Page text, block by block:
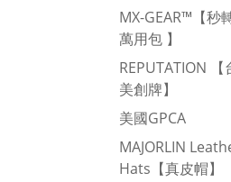
MX-GEAR™【秒
萬用包 】
REPUTATION 【
美創牌】
美國GPCA
MAJORLIN
Hats【真皮帽】